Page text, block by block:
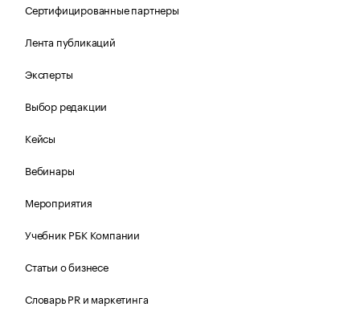
Сертифицированные партнеры
Лента публикаций
Эксперты
Выбор редакции
Кейсы
Вебинары
Мероприятия
Учебник РБК Компании
Статьи о бизнесе
Словарь PR и маркетинга